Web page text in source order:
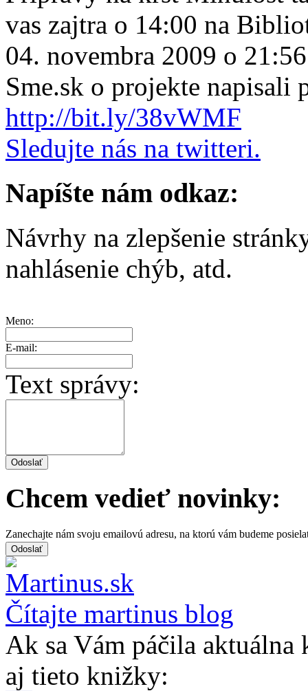
vas zajtra o 14:00 na
04. novembra 2009 o 21:56
Sme.sk o projekte napisali
http://bit.ly/38vWMF
Sledujte nás na twitteri.
Napíšte nám odkaz:
Návrhy na zlepšenie
nahlásenie chýb, atd.
Meno:
E-mail:
Text správy:
Chcem vedieť novinky:
Zanechajte nám svoju emailovú adresu, na ktorú vám budeme
Čítajte martinus blog
Ak sa Vám páčila
aj tieto knižky: